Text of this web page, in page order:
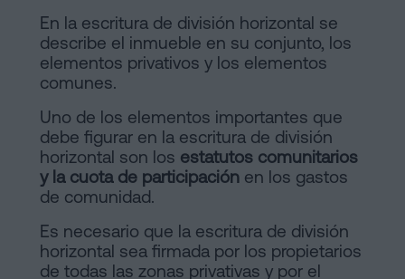
En la escritura de división horizontal se
describe el inmueble en su conjunto, los
elementos privativos y los elementos
comunes.
Uno de los elementos importantes que
debe figurar en la escritura de división
horizontal son los estatutos comunitarios
y la cuota de participación en los gastos
de comunidad.
Es necesario que la escritura de división
horizontal sea firmada por los propietarios
de todas las zonas privativas y por el